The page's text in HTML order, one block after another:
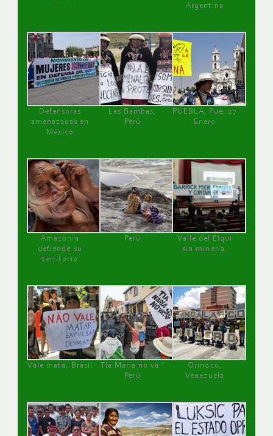
Argentina
Defensoras
amenazadas en
México
Las Bambas,
Perú
PUEBLA, Pue, 27
Enero
Amazonía
defiende su
territorio
Perú
Valle del Elqui
sin minería.
Vale mata, Brasil
Tía María no va !
Perú
Orinoco,
Venezuela